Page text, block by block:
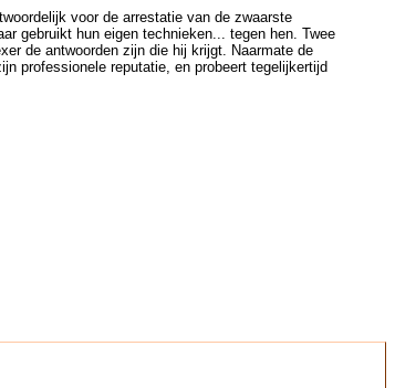
voor de arrestatie van de zwaarste
gebruikt hun eigen technieken... tegen hen. Twee
de antwoorden zijn die hij krijgt. Naarmate de
professionele reputatie, en probeert tegelijkertijd